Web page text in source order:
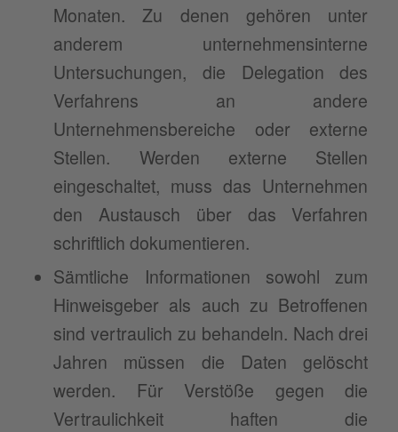
Monaten. Zu denen gehören unter
anderem unternehmensinterne
Untersuchungen, die Delegation des
Verfahrens an andere
Unternehmensbereiche oder externe
Stellen. Werden externe Stellen
eingeschaltet, muss das Unternehmen
den Austausch über das Verfahren
schriftlich dokumentieren.
Sämtliche Informationen sowohl zum
Hinweisgeber als auch zu Betroffenen
sind vertraulich zu behandeln. Nach drei
Jahren müssen die Daten gelöscht
werden. Für Verstöße gegen die
Vertraulichkeit haften die